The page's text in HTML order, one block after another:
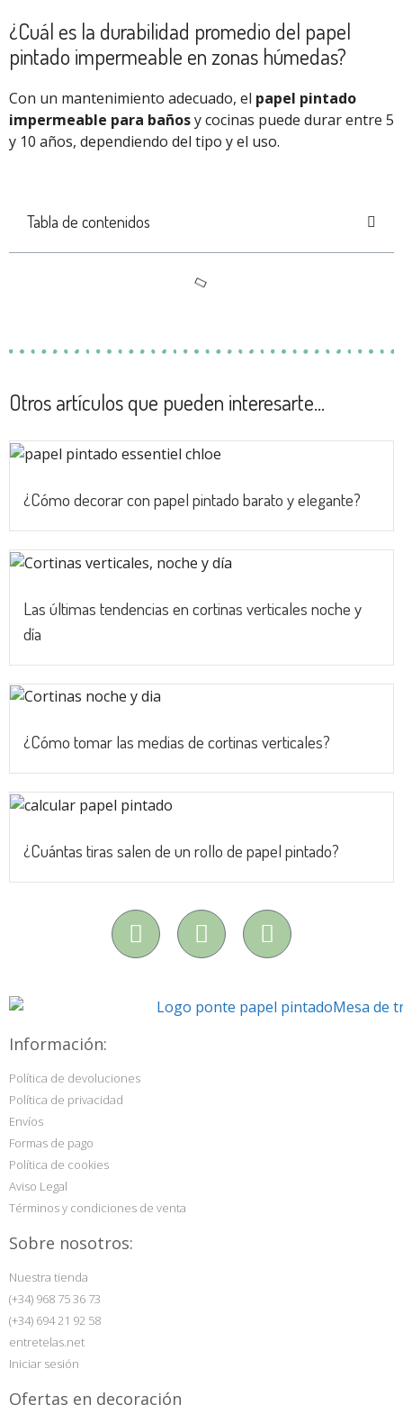
¿Cuál es la durabilidad promedio del papel
pintado impermeable en zonas húmedas?
Con un mantenimiento adecuado, el papel pintado
impermeable para bañosy cocinas puede durar entre 5
y 10 años, dependiendo del tipo y el uso.
Tabla de contenidos
Otros artículos que pueden interesarte...
¿Cómo decorar con papel pintado barato y elegante?
Las últimas tendencias en cortinas verticales noche y
día
¿Cómo tomar las medias de cortinas verticales?
¿Cuántas tiras salen de un rollo de papel pintado?
Información:
Política de devoluciones
Política de privacidad
Envíos
Formas de pago
Política de cookies
Aviso Legal
Términos y condiciones de venta
Sobre nosotros:
Nuestra tienda
(+34) 968 75 36 73
(+34) 694 21 92 58
entretelas.net
Iniciar sesión
Ofertas en decoración